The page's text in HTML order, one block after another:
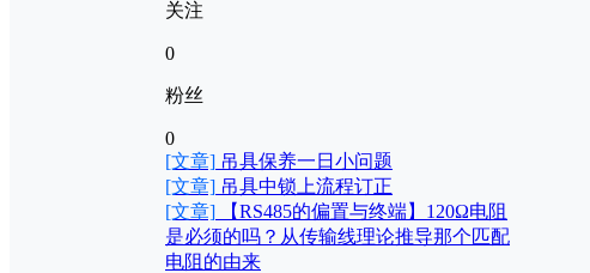
关注
0
粉丝
0
[文章] 吊具保养一日小问题
[文章] 吊具中锁上流程订正
[文章] 【RS485的偏置与终端】120Ω电阻
是必须的吗？从传输线理论推导那个匹配
电阻的由来